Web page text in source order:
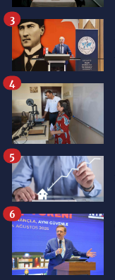
3
4
5
6